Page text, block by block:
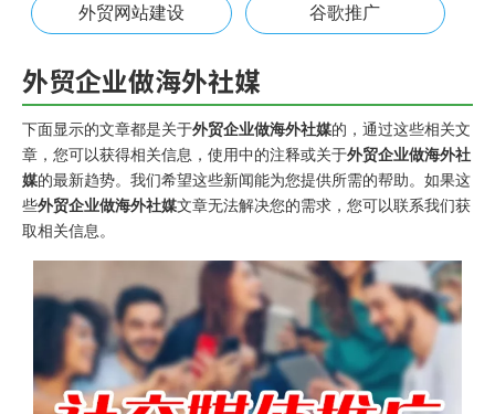
外贸网站建设 谷歌推广
外贸企业做海外社媒
下面显示的文章都是关于外贸企业做海外社媒的，通过这些相关文
章，您可以获得相关信息，使用中的注释或关于外贸企业做海外社
媒的最新趋势。我们希望这些新闻能为您提供所需的帮助。如果这
些外贸企业做海外社媒文章无法解决您的需求，您可以联系我们获
取相关信息。